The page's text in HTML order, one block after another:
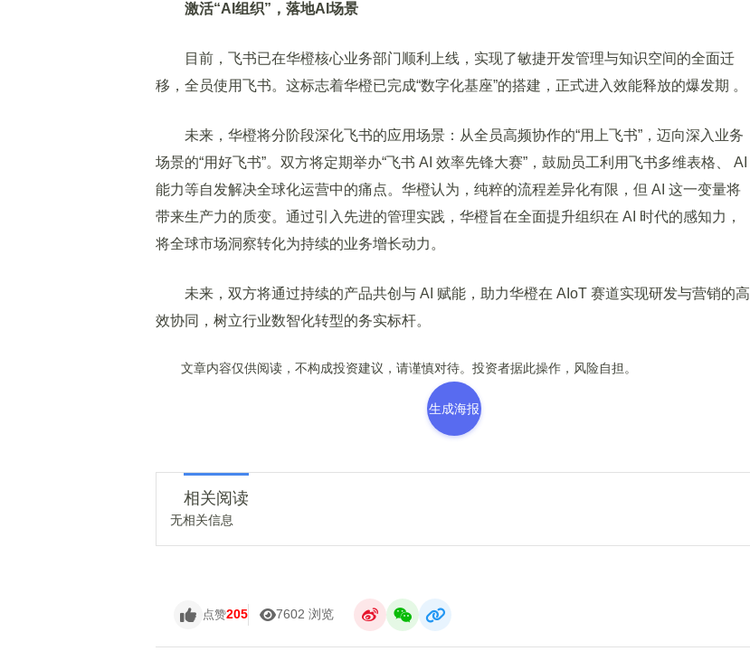
激活“AI 组织” ，落地AI 场景
目前，飞书已在华橙核心业务部门顺利上线，实现了敏捷开发管理与知识空间的全面迁
移，全员使用飞书。这标志着华橙已完成“数字化基座”的搭建，正式进入效能释放的爆发期 。
未来，华橙将分阶段深化飞书的应用场景：从全员高频协作的“用上飞书”，迈向深入业务
场景的“用好飞书”。双方将定期举办“飞书 AI 效率先锋大赛”，鼓励员工利用飞书多维表格、 AI
能力等自发解决全球化运营中的痛点。华橙认为，纯粹的流程差异化有限，但 AI 这一变量将
带来生产力的质变。通过引入先进的管理实践，华橙旨在全面提升组织在 AI 时代的感知力，
将全球市场洞察转化为持续的业务增长动力。
未来，双方将通过持续的产品共创与 AI 赋能，助力华橙在 AIoT 赛道实现研发与营销的高
效协同，树立行业数智化转型的务实标杆。
文章内容仅供阅读，不构成投资建议，请谨慎对待。投资者据此操作，风险自担。
生成海报
相关阅读
无相关信息
点赞205 7602 浏览